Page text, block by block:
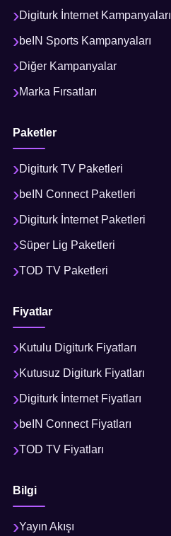
Digiturk İnternet Kampanyaları
beIN Sports Kampanyaları
Diğer Kampanyalar
Marka Fırsatları
Paketler
Digiturk TV Paketleri
beIN Connect Paketleri
Digiturk İnternet Paketleri
Süper Lig Paketleri
TOD TV Paketleri
Fiyatlar
Kutulu Digiturk Fiyatları
Kutusuz Digiturk Fiyatları
Digiturk İnternet Fiyatları
beIN Connect Fiyatları
TOD TV Fiyatları
Bilgi
Yayın Akışı